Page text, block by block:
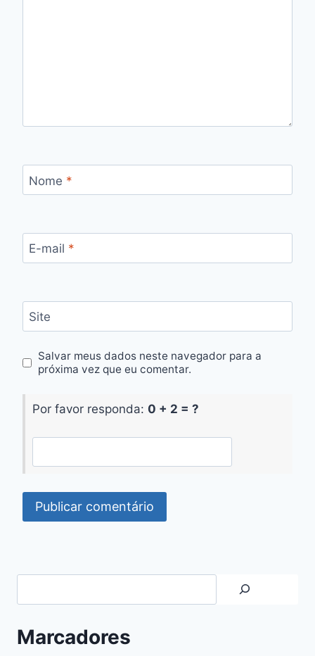
Nome *
E-mail *
Site
Salvar meus dados neste navegador para a
próxima vez que eu comentar.
Por favor responda: 0 + 2 = ?
Marcadores